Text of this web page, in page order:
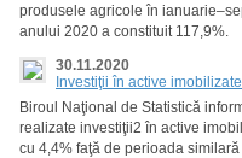
produsele agricole în
anului 2020 a constituit 117,9%.
30.11.2020
Investiţii în active
Biroul Naţional de Statistică
realizate investiţii2 în active
cu 4,4% faţă de perioada